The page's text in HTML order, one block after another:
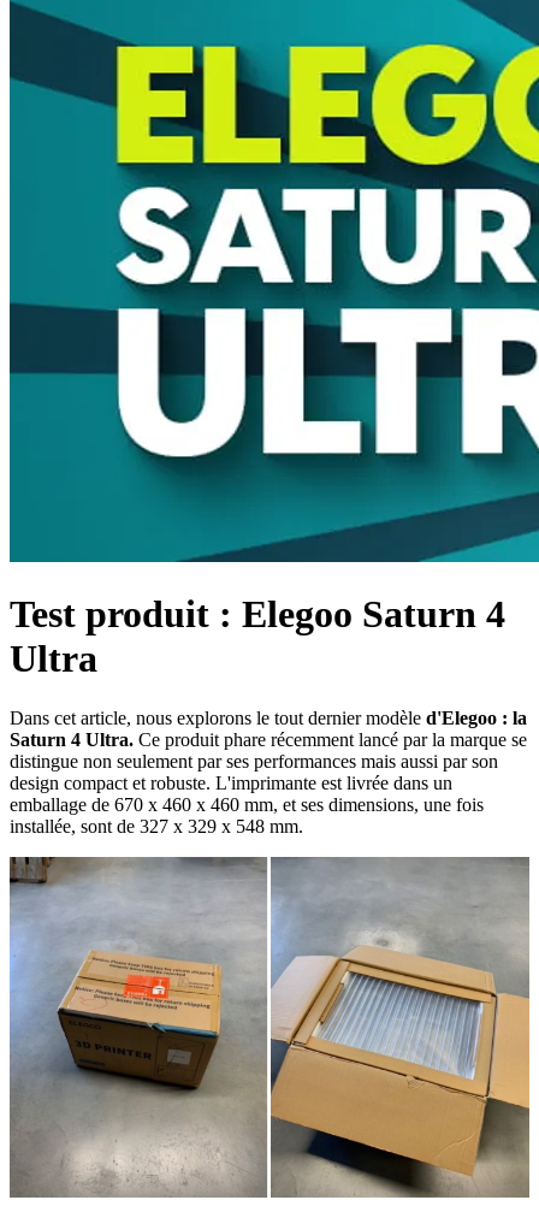
Test produit : Elegoo Saturn 4
Ultra
Dans cet article, nous explorons le tout dernier modèle d'Elegoo : la
Saturn 4 Ultra. Ce produit phare récemment lancé par la marque se
distingue non seulement par ses performances mais aussi par son
design compact et robuste. L'imprimante est livrée dans un
emballage de 670 x 460 x 460 mm, et ses dimensions, une fois
installée, sont de 327 x 329 x 548 mm.